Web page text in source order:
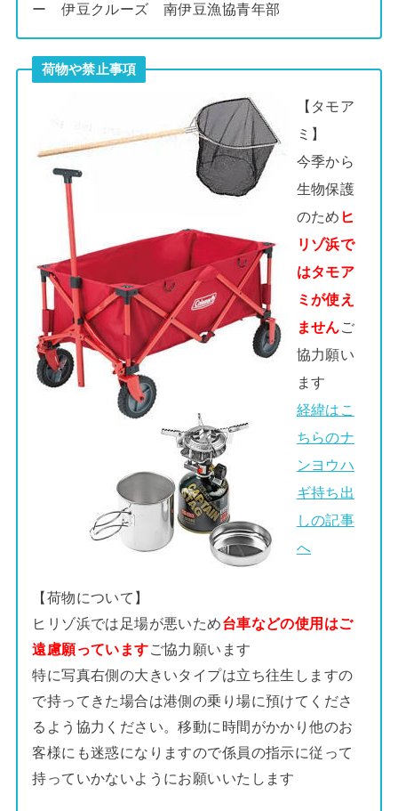
ー 伊豆クルーズ 南伊豆漁協青年部
荷物や禁止事項
【タモア
ミ】
今季から
生物保護
のため ヒ
リゾ浜で
はタモア
ミが使え
ませんご
協力願い
ます
経緯はこ
ちらのナ
ンヨウハ
ギ持ち出
しの記事
へ
【荷物について】
ヒリゾ浜では足場が悪いため台車などの使用はご
遠慮願っていますご協力願います
特に写真右側の大きいタイプは立ち往生しますの
で持ってきた場合は港側の乗り場に預けてくださ
るよう協力ください。移動に時間がかかり他のお
客様にも迷惑になりますので係員の指示に従って
持っていかないようにお願いいたします